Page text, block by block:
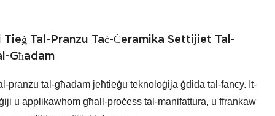
Tal-Pranzu Taċ-Ċeramika Settijiet Tal-
Għadam
pranzu tal-għadam jeħtieġu teknoloġija ġdida tal-fancy. It-
u applikawhom għall-proċess tal-manifattura, u ffrankaw